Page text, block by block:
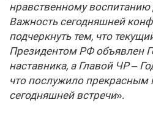
нравственному
Важность сегодняшней
подчеркнуть тем, что
Президентом РФ объявлен
наставника, а Главой ЧР –
что послужило
сегодняшней встречи».